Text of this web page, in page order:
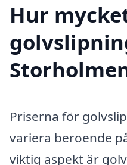
Hur
Priserna för
variera beroende
viktig aspekt är